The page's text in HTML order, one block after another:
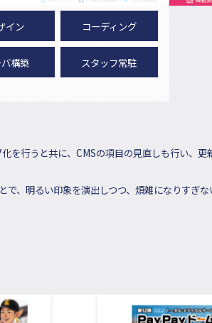
イン コーディング
構築 スタッフ常駐
を行うと共に、CMSの項目の見直しも行い、
、明るい印象を演出しつつ、煩雑になりすぎ